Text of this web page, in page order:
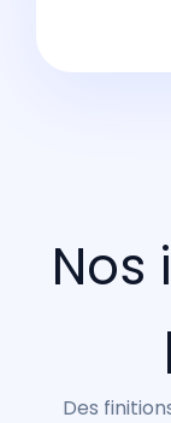
Nos
Des